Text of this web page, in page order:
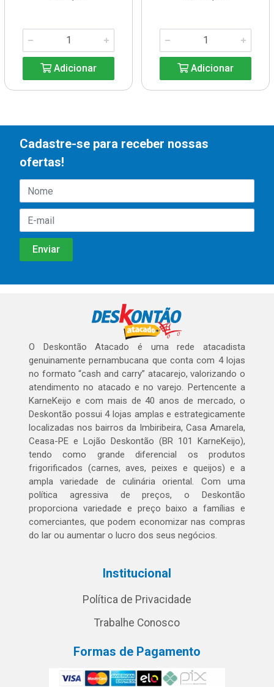
Adicionar Adicionar
Cadastre-se para receber nossas
ofertas!
O Deskontão Atacado é uma rede atacadista
genuinamente pernambucana que conta com 4 lojas
no formato “cash and carry” atacarejo, valorizando o
atendimento no atacado e no varejo. Pertencente a
KarneKeijo e com mais de 40 anos de mercado, o
Deskontão possui 4 lojas amplas e estrategicamente
localizadas nos bairros da Imbiribeira, Casa Amarela,
Ceasa-PE e Lojão Deskontão (BR 101 KarneKeijo),
tendo como grande diferencial os produtos
frigorificados (carnes, aves, peixes e queijos) e a
ampla variedade de culinária oriental. Com uma
política agressiva de preços, o Deskontão
proporciona variedade e preço baixo a famílias e
comerciantes, que podem economizar nas compras
do lar ou aumentar o lucro dos seus negócios.
Institucional
Política de Privacidade
Trabalhe Conosco
Formas de Pagamento